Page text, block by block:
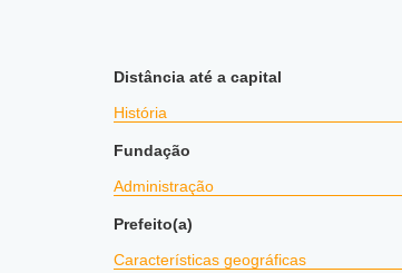
Distância até a capital
História
Fundação
Administração
Prefeito(a)
Características geográficas